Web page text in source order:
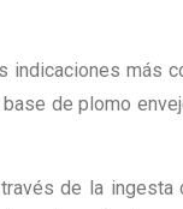
más
de plomo
de la